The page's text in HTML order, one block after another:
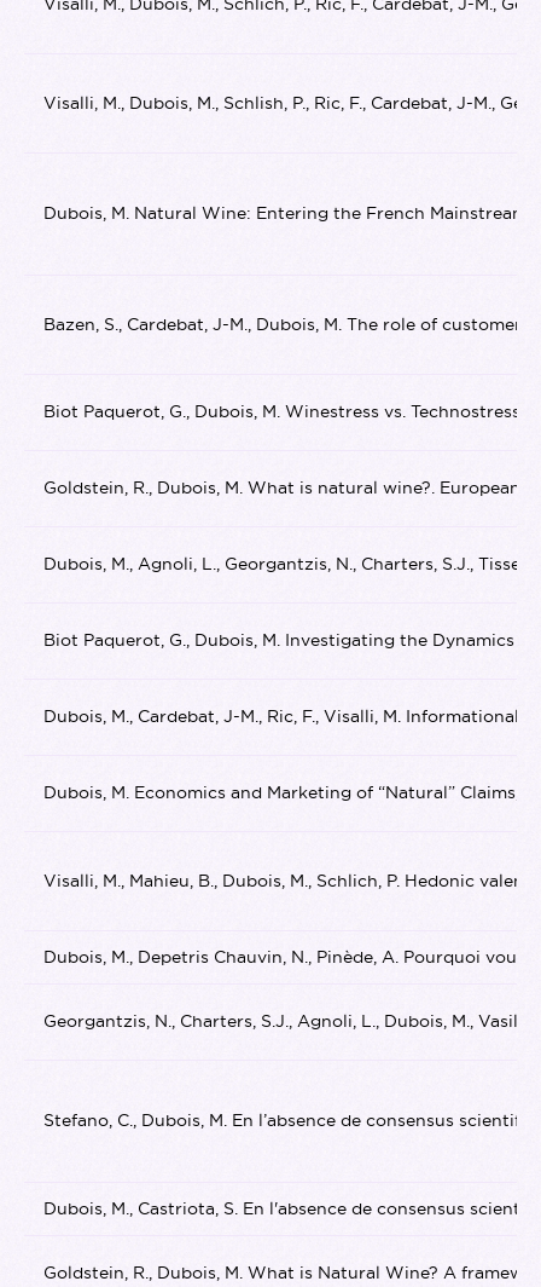
Visalli, M., Dubois, M., Schlish, P., Ric, F., Cardebat, J-M.,
Dubois, M. Natural Wine: Entering the French
Bazen, S., Cardebat, J-M., Dubois, M. The role of
Biot Paquerot, G., Dubois, M. Winestress vs.
Goldstein, R., Dubois, M. What is natural wine?. European
Dubois, M., Agnoli, L., Georgantzis, N., Charters, S.J.,
Biot Paquerot, G., Dubois, M. Investigating the Dynamics
Dubois, M., Cardebat, J-M., Ric, F., Visalli, M.
Dubois, M. Economics and Marketing of “Natural”
Visalli, M., Mahieu, B., Dubois, M., Schlich, P. Hedonic
Dubois, M., Depetris Chauvin, N., Pinède, A. Pourquoi
Georgantzis, N., Charters, S.J., Agnoli, L., Dubois, M.,
Stefano, C., Dubois, M. En l’absence de consensus
Dubois, M., Castriota, S. En l'absence de consensus
Goldstein, R., Dubois, M. What is Natural Wine? A